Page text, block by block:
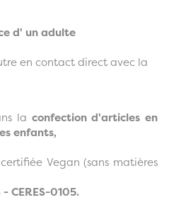
d' un adulte
en contact direct avec la
la confection d'articles en
enfants,
Vegan (sans matières
CERES-0105.